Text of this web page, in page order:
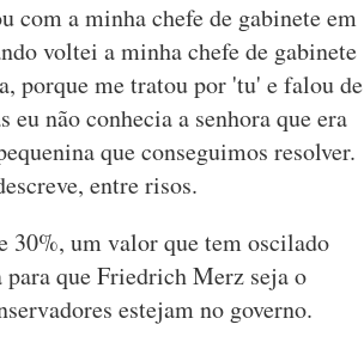
com a minha chefe de gabinete em
voltei a minha chefe de gabinete
porque me tratou por 'tu' e falou de
não conhecia a senhora que era
que conseguimos resolver.
entre risos.
30%, um valor que tem oscilado
para que Friedrich Merz seja o
estejam no governo.